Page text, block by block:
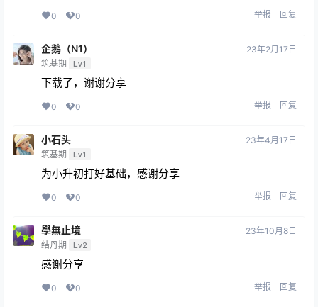
0 0 举报 回复
企鹅（N1）
筑基期 Lv1
23年2月17日
下载了，谢谢分享
0 0 举报 回复
小石头
筑基期 Lv1
23年4月17日
为小升初打好基础，感谢分享
0 0 举报 回复
學無止境
结丹期 Lv2
23年10月8日
感谢分享
0 0 举报 回复